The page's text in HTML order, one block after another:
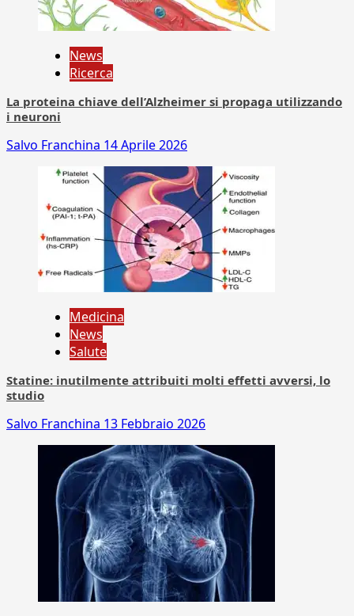
News
Ricerca
La proteina chiave dell’Alzheimer si propaga utilizzando
i neuroni
Salvo Franchina 14 Aprile 2026
Medicina
News
Salute
Statine: inutilmente attribuiti molti effetti avversi, lo
studio
Salvo Franchina 13 Febbraio 2026